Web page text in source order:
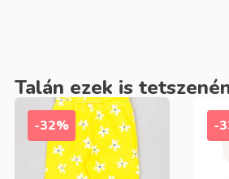
Talán ezek is
-32% -